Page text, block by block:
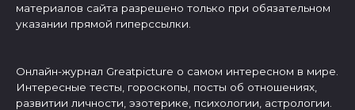
материалов сайта разрешено только при обязательном
указании прямой гиперссылки.
Онлайн-журнал Greatpicture о самом интересном в мире.
Интересные тесты, гороскопы, посты об отношениях,
развитии личности, эзотерике, психологии, астрологии.